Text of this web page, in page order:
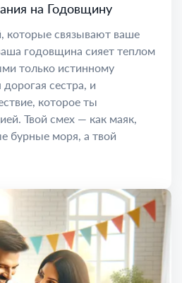
на Годовщину
которые связывают ваше
годовщина сияет теплом
только истинному
сестра, и
которое ты
Твой смех — как маяк,
бурные моря, а твой